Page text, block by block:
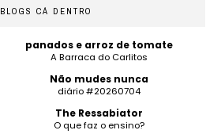
BLOGS CÁ DENTRO
panados e arroz de tomate
A Barraca do Carlitos
Não mudes nunca
diário #20260704
The Ressabiator
O que faz o ensino?